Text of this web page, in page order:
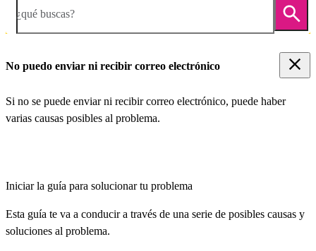
¿qué buscas?
No puedo enviar ni recibir correo electrónico
Si no se puede enviar ni recibir correo electrónico, puede haber
varias causas posibles al problema.
Iniciar la guía para solucionar tu problema
Esta guía te va a conducir a través de una serie de posibles causas y
soluciones al problema.